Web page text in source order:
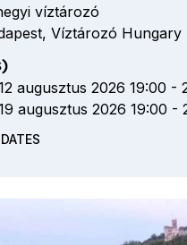
víztározó
Víztározó Hungary
augusztus 2026 19:00 -
augusztus 2026 19:00 -